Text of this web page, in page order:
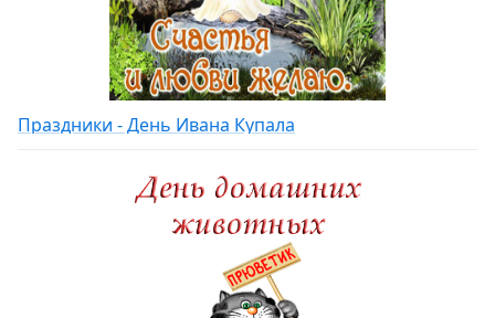
Праздники - День Ивана Купала